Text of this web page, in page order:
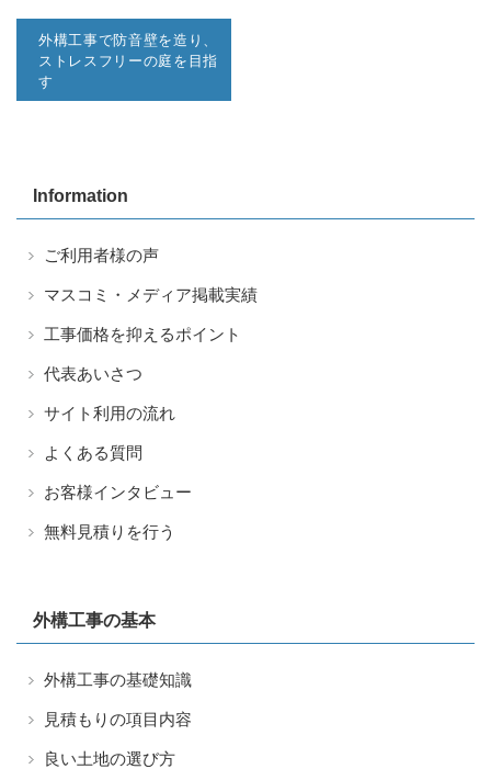
外構工事で防音壁を造り、
ストレスフリーの庭を目指
す
Information
ご利用者様の声
マスコミ・メディア掲載実績
工事価格を抑えるポイント
代表あいさつ
サイト利用の流れ
よくある質問
お客様インタビュー
無料見積りを行う
外構工事の基本
外構工事の基礎知識
見積もりの項目内容
良い土地の選び方